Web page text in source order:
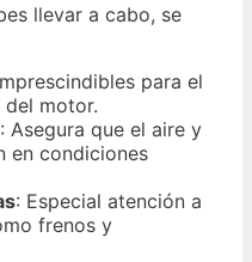
llevar a cabo, se
para el
del motor.
: Asegura que el aire y
en condiciones
: Especial atención a
frenos y